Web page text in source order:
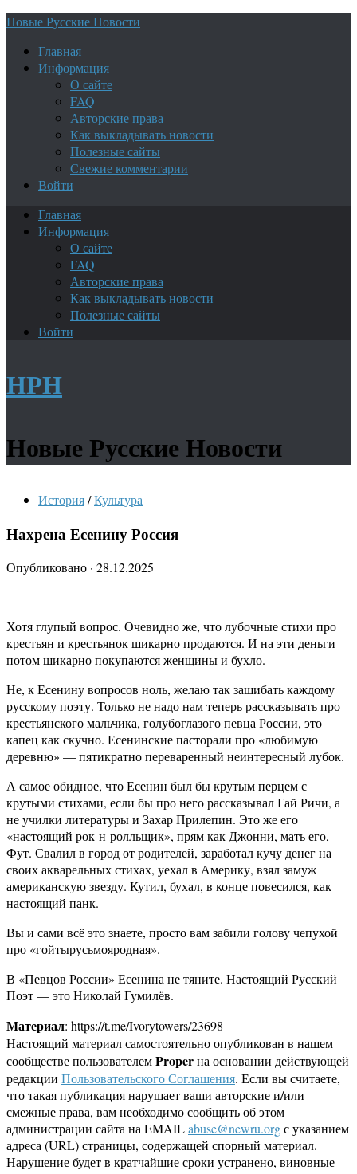
Новые Русские Новости
Главная
Информация
О сайте
FAQ
Авторские права
Как выкладывать новости
Полезные сайты
Свежие комментарии
Войти
Главная
Информация
О сайте
FAQ
Авторские права
Как выкладывать новости
Полезные сайты
Войти
НРН
Новые Русские Новости
История/Культура
Нахрена Есенину Россия
Опубликовано · 28.12.2025
Хотя глупый вопрос. Очевидно же, что лубочные стихи про
крестьян и крестьянок шикарно продаются. И на эти деньги
потом шикарно покупаются женщины и бухло.
Не, к Есенину вопросов ноль, желаю так зашибать каждому
русскому поэту. Только не надо нам теперь рассказывать про
крестьянского мальчика, голубоглазого певца России, это
капец как скучно. Есенинские пасторали про «любимую
деревню» — пятикратно переваренный неинтересный лубок.
А самое обидное, что Есенин был бы крутым перцем с
крутыми стихами, если бы про него рассказывал Гай Ричи, а
не училки литературы и Захар Прилепин. Это же его
«настоящий рок-н-ролльщик», прям как Джонни, мать его,
Фут. Свалил в город от родителей, заработал кучу денег на
своих акварельных стихах, уехал в Америку, взял замуж
американскую звезду. Кутил, бухал, в конце повесился, как
настоящий панк.
Вы и сами всё это знаете, просто вам забили голову чепухой
про «гойтырусьмояродная».
В «Певцов России» Есенина не тяните. Настоящий Русский
Поэт — это Николай Гумилёв.
Материал: https://t.me/Ivorytowers/23698
Настоящий материал самостоятельно опубликован в нашем
сообществе пользователемProperна основании действующей
редакции Пользовательского Соглашения. Если вы считаете,
что такая публикация нарушает ваши авторские и/или
смежные права, вам необходимо сообщить об этом
администрации сайта на EMAILabuse@newru.orgс указанием
адреса (URL) страницы, содержащей спорный материал.
Нарушение будет в кратчайшие сроки устранено, виновные